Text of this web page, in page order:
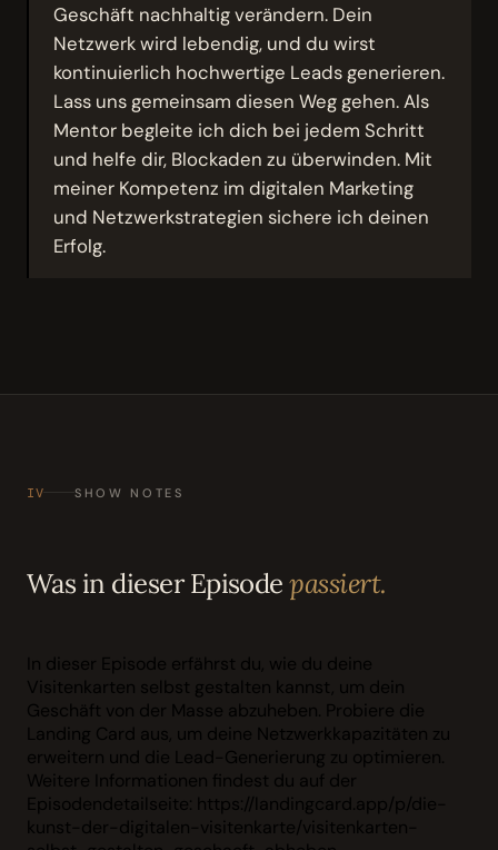
Geschäft nachhaltig verändern. Dein
Netzwerk wird lebendig, und du wirst
kontinuierlich hochwertige Leads generieren.
Lass uns gemeinsam diesen Weg gehen. Als
Mentor begleite ich dich bei jedem Schritt
und helfe dir, Blockaden zu überwinden. Mit
meiner Kompetenz im digitalen Marketing
und Netzwerkstrategien sichere ich deinen
Erfolg.
IV SHOW NOTES
Was in dieser Episodepassiert.
In dieser Episode erfährst du, wie du deine
Visitenkarten selbst gestalten kannst, um dein
Geschäft von der Masse abzuheben. Probiere die
Landing Card aus, um deine Netzwerkkapazitäten zu
erweitern und die Lead-Generierung zu optimieren.
Weitere Informationen findest du auf der
Episodendetailseite: https://landingcard.app/p/die-
kunst-der-digitalen-visitenkarte/visitenkarten-